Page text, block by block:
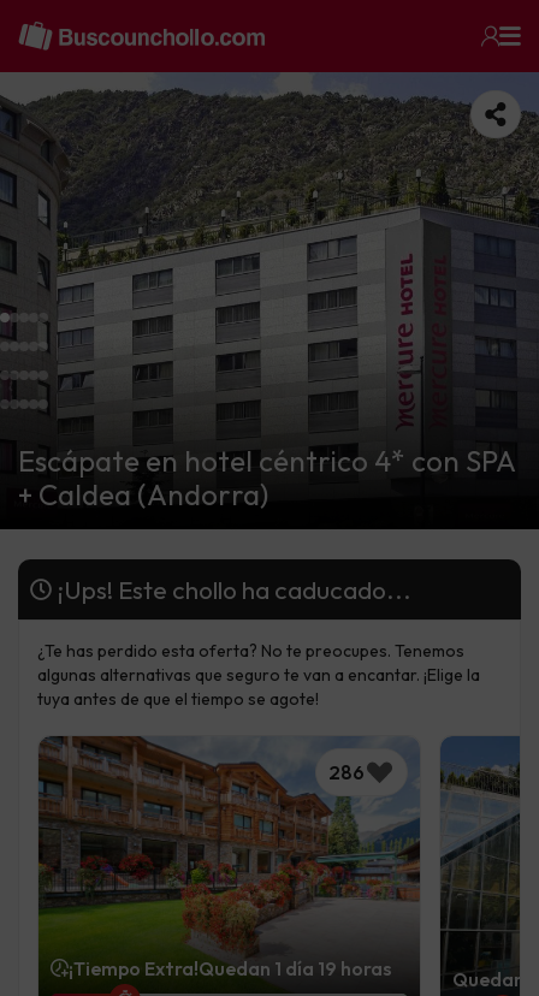
Escápate en hotel céntrico 4* con SPA
+ Caldea (Andorra)
¡Ups! Este chollo ha caducado...
¿Te has perdido esta oferta? No te preocupes. Tenemos
algunas alternativas que seguro te van a encantar. ¡Elige la
tuya antes de que el tiempo se agote!
286
¡Tiempo Extra!Quedan 1 día 19 horas Quedan